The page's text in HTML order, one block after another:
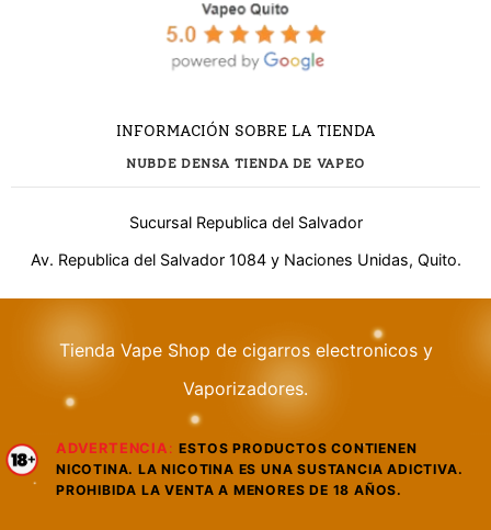
INFORMACIÓN SOBRE LA TIENDA
NUBDE DENSA TIENDA DE VAPEO
Sucursal Republica del Salvador
Av. Republica del Salvador 1084 y Naciones Unidas, Quito.
Tienda Vape Shop de cigarros electronicos y
Vaporizadores.
ADVERTENCIA : ESTOS PRODUCTOS CONTIENEN
NICOTINA. LA NICOTINA ES UNA SUSTANCIA ADICTIVA.
PROHIBIDA LA VENTA A MENORES DE 18 AÑOS.
WhatsApp
Respuesta rápida